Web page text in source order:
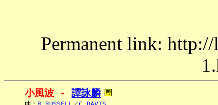
Permanent link:
小風波 - 譚詠麟